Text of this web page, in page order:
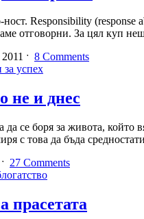
Responsibility
отговорни. За цял куп
ˑ 8 Comments
за успех
не и днес
да се боря за живота,
с това да бъда
27 Comments
прасетата